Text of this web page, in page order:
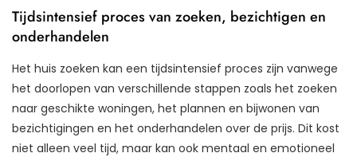
Tijdsintensief proces van zoeken, bezichtigen en
onderhandelen
Het huis zoeken kan een tijdsintensief proces zijn vanwege
het doorlopen van verschillende stappen zoals het zoeken
naar geschikte woningen, het plannen en bijwonen van
bezichtigingen en het onderhandelen over de prijs. Dit kost
niet alleen veel tijd, maar kan ook mentaal en emotioneel